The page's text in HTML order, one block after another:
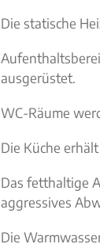
Die statische
ausgerüstet.
WC-Räume
Die Küche
Das fetthaltige
aggressives
Die